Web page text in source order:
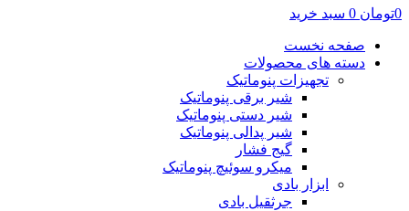
0تومان 0 سبد خرید
صفحه نخست
دسته های محصولات
تجهیزات پنوماتیک
شیر برقی پنوماتیک
شیر دستی پنوماتیک
شیر پدالی پنوماتیک
گیج فشار
میکرو سوئیچ پنوماتیک
ابزار بادی
جرثقیل بادی